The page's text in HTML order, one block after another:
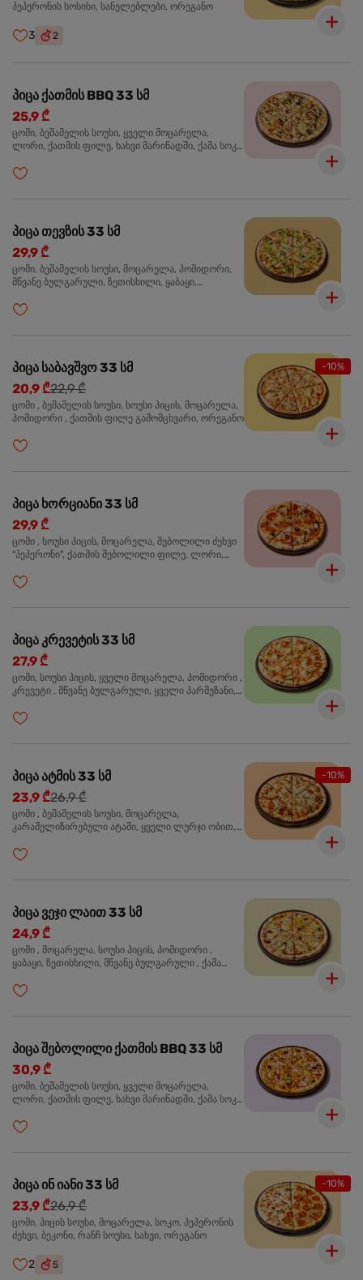
პეპერონის სოსისი, სანელებლები, ორეგანო
3 2
პიცა ქათმის BBQ 33 სმ
25,9 ₾
ცომი, ბეშამელის სოუსი, ყველი მოცარელა,
ლორი, ქათმის ფილე, ხახვი მარინადში, ქამა სოკო
პიცა თევზის 33 სმ
29,9 ₾
ცომი, ბეშამელის სოუსი, მოცარელა, პომიდორი,
მწვანე ბულგარული, ზეთისხილი, ყაბაყი,
ორეგანო
-10%
პიცა საბავშვო 33 სმ
20,9 ₾22,9 ₾
ცომი , ბეშამელის სოუსი, სოუსი პიცის, მოცარელა,
პომიდორი , ქათმის ფილე გამომცხვარი, ორეგანო
პიცა ხორციანი 33 სმ
29,9 ₾
ცომი , სოუსი პიცის, მოცარელა, შებოლილი ძეხვი
"პეპერონი", ქათმის შებოლილი ფილე, ლორი,
პიცა კრევეტის 33 სმ
27,9 ₾
ცომი, სოუსი პიცის, ყველი მოცარელა, პომიდორი ,
კრევეტი , მწვანე ბულგარული, ყველი პარმეზანი,
-10%
პიცა ატმის 33 სმ
23,9 ₾26,9 ₾
ცომი , ბეშამელის სოუსი, მოცარელა,
კარამელიზირებული ატამი, ყველი ლურჯი ობით,
პიცა ვეჯი ლაით 33 სმ
24,9 ₾
ცომი , მოცარელა, სოუსი პიცის, პომიდორი ,
ყაბაყი, ზეთისხილი, მწვანე ბულგარული , ქამა
პიცა შებოლილი ქათმის BBQ 33 სმ
30,9 ₾
ცომი, ბეშამელის სოუსი, ყველი მოცარელა,
ლორი, ქათმის ფილე, ხახვი მარინადში, ქამა სოკო
-10%
პიცა ინ იანი 33 სმ
23,9 ₾26,9 ₾
ცომი, პიცის სოუსი, მოცარელა, სოკო, პეპერონის
ძეხვი, ბეკონი, რანჩ სოუსი, ხახვი, ორეგანო
2 5